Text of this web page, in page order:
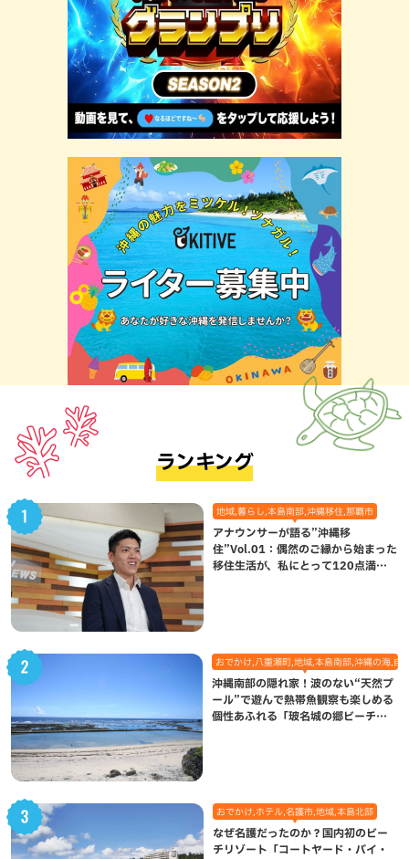
ランキング
地域,暮らし,本島南部,沖縄移住,那覇市
アナウンサーが語る”沖縄移
住”Vol.01：偶然のご縁から始まった
移住生活が、私にとって120点満点
おでかけ,八重瀬町,地域,本島南部,沖縄の海,自
沖縄南部の隠れ家！波のない“天然プ
ール”で遊んで熱帯魚観察も楽しめる
個性あふれる「玻名城の郷ビーチ」
おでかけ,ホテル,名護市,地域,本島北部
なぜ名護だったのか？国内初のビー
チリゾート「コートヤード・バイ・